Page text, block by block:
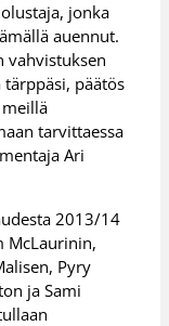
jonka
auennut.
vahvistuksen
päätös
tarvittaessa
Ari
2013/14
McLaurinin,
Pyry
ja Sami